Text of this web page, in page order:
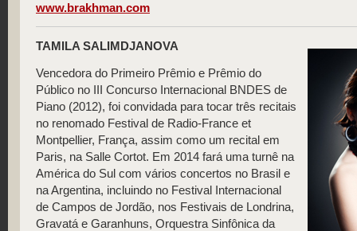
www.brakhman.com
TAMILA SALIMDJANOVA
Vencedora do Primeiro Prêmio e Prêmio do
Público no III Concurso Internacional BNDES de
Piano (2012), foi convidada para tocar três recitais
no renomado Festival de Radio-France et
Montpellier, França, assim como um recital em
Paris, na Salle Cortot. Em 2014 fará uma turnê na
América do Sul com vários concertos no Brasil e
na Argentina, incluindo no Festival Internacional
de Campos de Jordão, nos Festivais de Londrina,
Gravatá e Garanhuns, Orquestra Sinfônica da